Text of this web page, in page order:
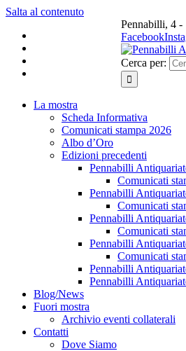
Salta al contenuto
Pennabilli, 4 -
Facebook
Cerca per:
La mostra
Scheda Informativa
Comunicati stampa 2026
Albo d’Oro
Edizioni precedenti
Pennabilli
Comunicati
Pennabilli
Comunicati
Pennabilli
Comunicati
Pennabilli
Comunicati
Pennabilli
Pennabilli
Blog/News
Fuori mostra
Archivio eventi collaterali
Contatti
Dove Siamo